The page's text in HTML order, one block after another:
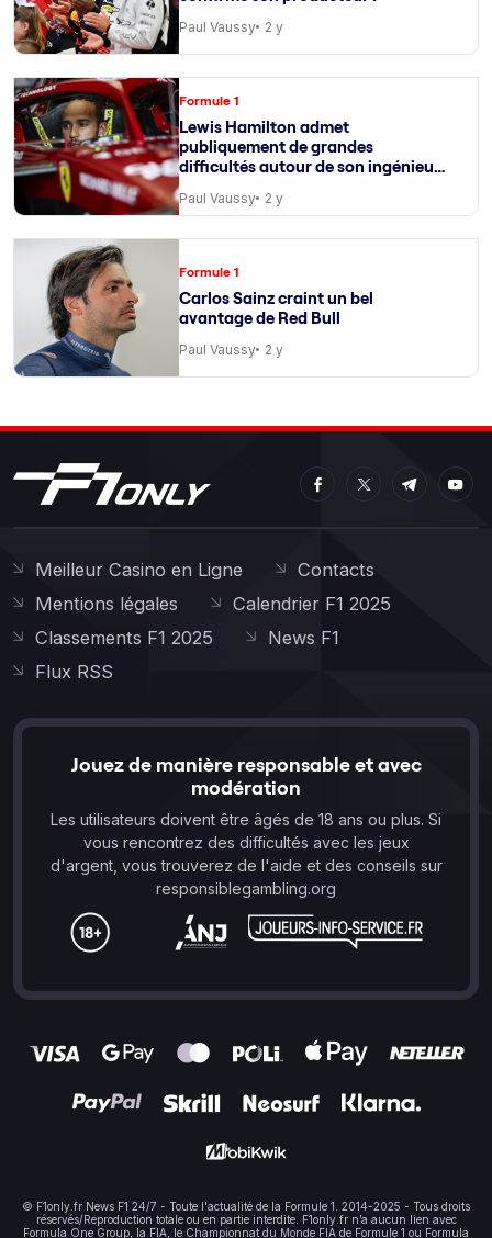
Paul Vaussy 2 y
Formule 1
Lewis Hamilton admet
publiquement de grandes
difficultés autour de son ingénieur
Paul Vaussy 2 y
Formule 1
Carlos Sainz craint un bel
avantage de Red Bull
Paul Vaussy 2 y
Meilleur Casino en Ligne
Contacts
Mentions légales
Calendrier F1 2025
Classements F1 2025
News F1
Flux RSS
Jouez de manière responsable et avec
modération
Les utilisateurs doivent être âgés de 18 ans ou plus. Si
vous rencontrez des difficultés avec les jeux
d'argent, vous trouverez de l'aide et des conseils sur
responsiblegambling.org
© F1only.fr News F1 24/7 - Toute l'actualité de la Formule 1. 2014-2025 - Tous droits
réservés/Reproduction totale ou en partie interdite. F1only.fr n’a aucun lien avec
Formula One Group, la FIA, le Championnat du Monde FIA de Formule 1 ou Formula